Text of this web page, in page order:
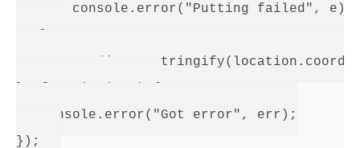
       console.error("Putting failed", e);
   console.error("Got error", err);